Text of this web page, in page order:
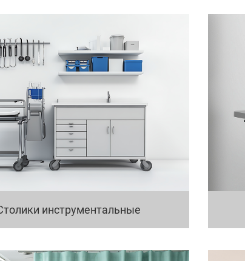
инструментальные